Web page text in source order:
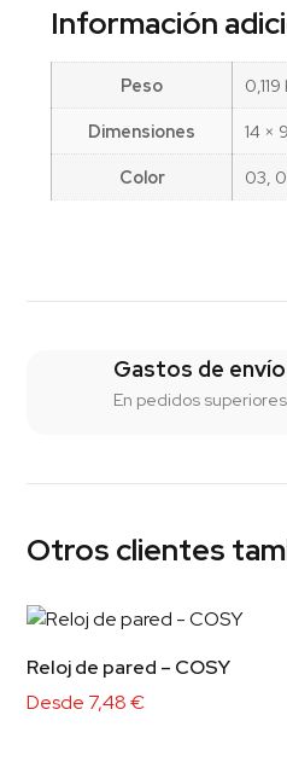
Información
Peso
0,119
Dimensiones
14 ×
Color
03,
Gastos de
En pedidos
Otros clientes
Reloj de pared – COSY
Desde 7,48€